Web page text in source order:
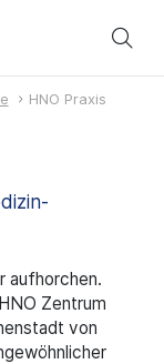
HNO Praxis
aufhorchen.
Zentrum
von